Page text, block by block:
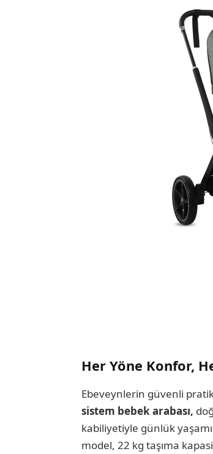
Her Yöne Konfor,
Ebeveynlerin güvenli
sistem bebek arabası,
kabiliyetiyle günlük
model, 22 kg taşıma